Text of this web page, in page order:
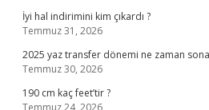
İyi hal indirimini kim çıkardı ?
Temmuz 31, 2026
2025 yaz transfer dönemi ne zaman
Temmuz 30, 2026
190 cm kaç feet’tir ?
Temmuz 24, 2026